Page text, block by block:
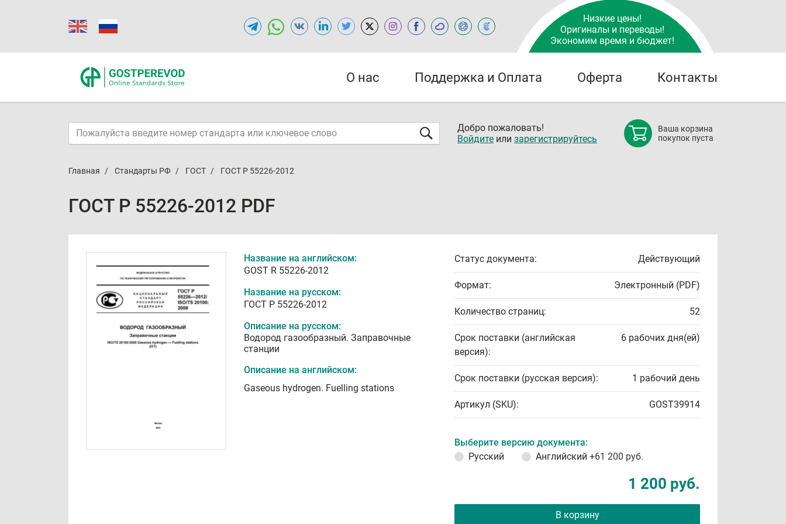
Низкие цены!
Оригиналы и переводы!
Экономим время и бюджет!
О нас Поддержка и Оплата Оферта Контакты
Добро пожаловать!
Войдите или зарегистрируйтесь
Ваша корзина
покупок пуста
Главная Стандарты РФ ГОСТ ГОСТ Р 55226-2012
ГОСТ Р 55226-2012 PDF
Название на английском:
GOST R 55226-2012
Название на русском:
ГОСТ Р 55226-2012
Описание на русском:
Водород газообразный. Заправочные
станции
Описание на английском:
Gaseous hydrogen. Fuelling stations
Статус документа: Действующий
Формат: Электронный (PDF)
Количество страниц: 52
Срок поставки (английская
версия):
6 рабочих дня(ей)
Срок поставки (русская версия): 1 рабочий день
Артикул (SKU): GOST39914
Выберите версию документа:
Русский
Английский +61 200 руб.
1 200 руб.
В корзину